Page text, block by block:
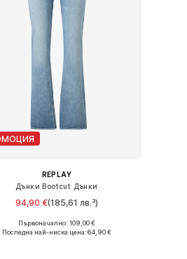
REPLAY
Дънки Bootcut Дънки
94,90 €(185,61 лв.³)
+4
Предлага се в много размери
Първоначално: 109,00 €
Последна най-ниска цена:64,90 €